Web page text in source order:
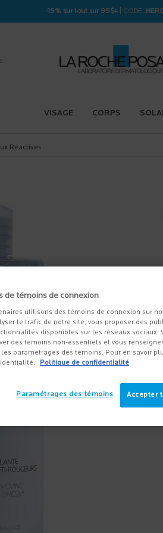
-15% sur tout sur 95$+ | CODE:
VISAGE CORPS
Réactives
de témoins de connexion
utilisons des témoins de connexion sur
le trafic de notre site, vous proposer des
disponibles sur les réseaux sociaux.
des témoins non-essentiels et vous
paramétrages des témoins. Pour en savoir
Politique de confidentialité
Accepter
Paramétrages des témoins